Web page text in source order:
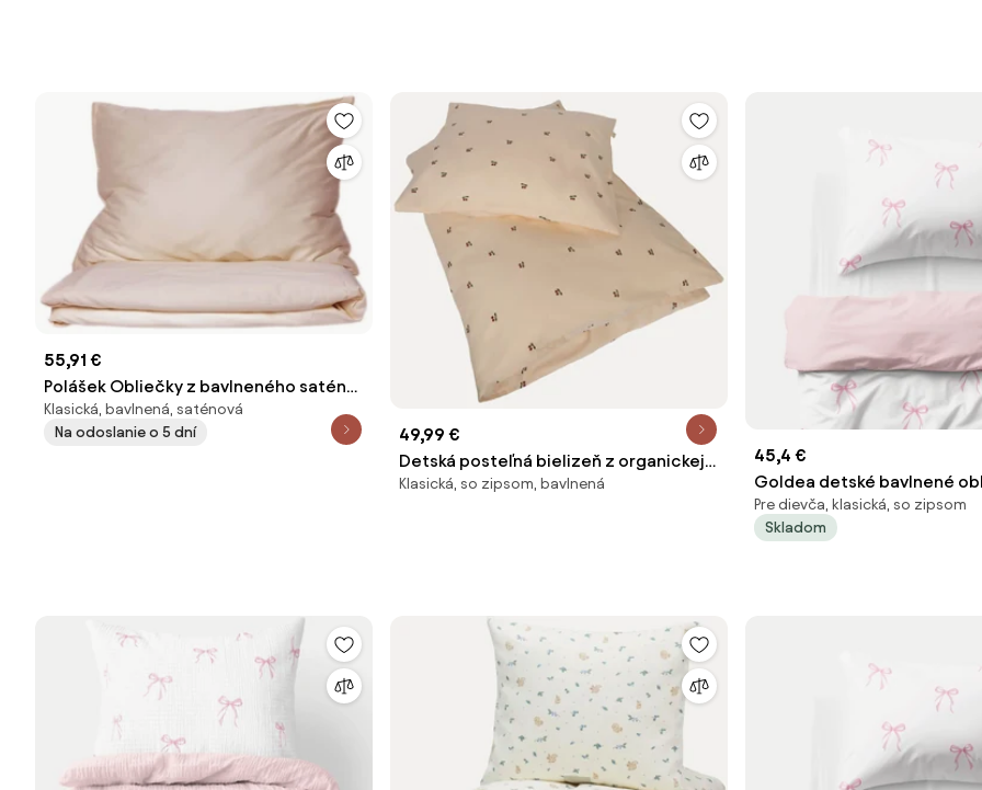
55,91 €
Polášek Obliečky z bavlneného saténu
- Shell | 140 x 200 cm / 70 x 90 cm
Klasická, bavlnená, saténová
Na odoslanie o 5 dní
49,99 €
Detská posteľná bielizeň z organickej
bavlny Cherry, rôzne veľkosti
Klasická, so zipsom, bavlnená
45,4 €
Goldea detské bavlnené
ružové mašličky s púdrovo
x 200 a 70 x 90 cm
Pre dievča, klasická, so zipsom
Skladom